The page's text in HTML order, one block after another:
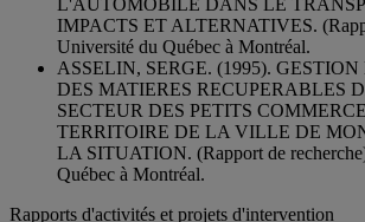
L'AUTOMOBILE DANS LE
IMPACTS ET ALTERNATIVES.
Université du Québec à Montréal.
ASSELIN, SERGE. (1995).
DES MATIERES RECUPERABLES
SECTEUR DES PETITS
TERRITOIRE DE LA VILLE DE
LA SITUATION. (Rapport de
Québec à Montréal.
Rapports d'activités et projets d'intervention